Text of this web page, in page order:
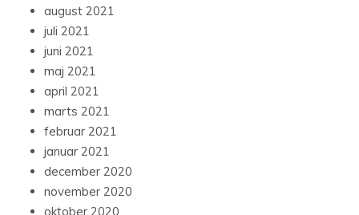
august 2021
juli 2021
juni 2021
maj 2021
april 2021
marts 2021
februar 2021
januar 2021
december 2020
november 2020
oktober 2020